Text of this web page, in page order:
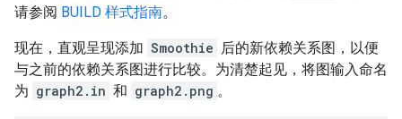
请参阅 BUILD 样式指南。
现在，直观呈现添加 Smoothie 后的新依赖关系图，以便
与之前的依赖关系图进行比较。为清楚起见，将图输入命名
为 graph2.in 和 graph2.png 。